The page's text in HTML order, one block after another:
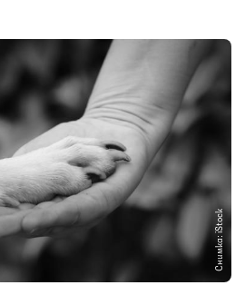
Снимка: iStock